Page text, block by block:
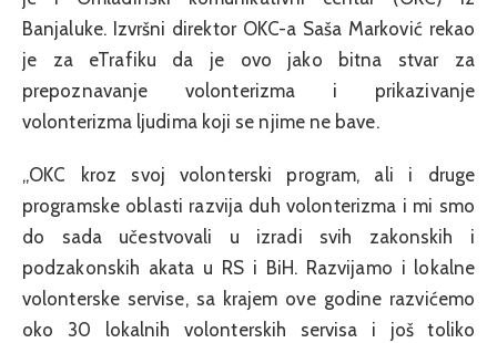
Banjaluke. Izvršni direktor OKC-a Saša Marković rekao
je za eTrafiku da je ovo jako bitna stvar za
prepoznavanje volonterizma i prikazivanje
volonterizma ljudima koji se njime ne bave.
„OKC kroz svoj volonterski program, ali i druge
programske oblasti razvija duh volonterizma i mi smo
do sada učestvovali u izradi svih zakonskih i
podzakonskih akata u RS i BiH. Razvijamo i lokalne
volonterske servise, sa krajem ove godine razvićemo
oko 30 lokalnih volonterskih servisa i još toliko